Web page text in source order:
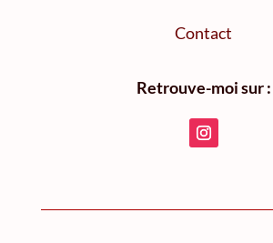
Contact
Retrouve-moi sur :